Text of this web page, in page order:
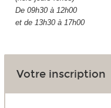
De 09h30 à 12h00
et de 13h30 à 17h00
Votre inscription